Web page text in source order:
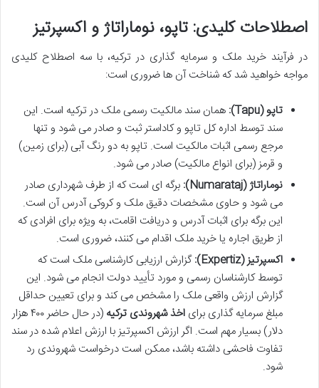
اصطلاحات کلیدی: تاپو، نوماراتاژ و اکسپرتیز
در فرآیند خرید ملک و سرمایه گذاری در ترکیه، با سه اصطلاح کلیدی
مواجه خواهید شد که شناخت آن ها ضروری است:
تاپو (Tapu):
همان سند مالکیت رسمی ملک در ترکیه است. این
سند توسط اداره کل تاپو و کاداستر ثبت و صادر می شود و تنها
مرجع رسمی اثبات مالکیت است. تاپو به دو رنگ آبی (برای زمین)
و قرمز (برای انواع مالکیت) صادر می شود.
نوماراتاژ (Numarataj):
برگه ای است که از طرف شهرداری صادر
می شود و حاوی مشخصات دقیق ملک و کروکی آدرس آن است.
این برگه برای اثبات آدرس و دریافت اقامت، به ویژه برای افرادی که
از طریق اجاره یا خرید ملک اقدام می کنند، ضروری است.
اکسپرتیز (Expertiz):
گزارش ارزیابی کارشناسی ملک است که
توسط کارشناسان رسمی و مورد تأیید دولت انجام می شود. این
گزارش ارزش واقعی ملک را مشخص می کند و برای تعیین حداقل
مبلغ سرمایه گذاری برای اخذ شهروندی ترکیه
(در حال حاضر ۴۰۰ هزار
دلار) بسیار مهم است. اگر ارزش اکسپرتیز با ارزش اعلام شده در سند
تفاوت فاحشی داشته باشد، ممکن است درخواست شهروندی رد
شود.